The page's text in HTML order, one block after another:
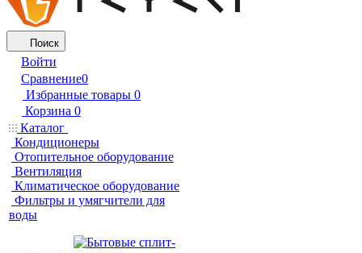
Поиск
Войти
Сравнение0
Избранные товары 0
Корзина 0
Каталог
Кондиционеры
Отопительное оборудование
Вентиляция
Климатическое оборудование
Фильтры и умягчители для
воды